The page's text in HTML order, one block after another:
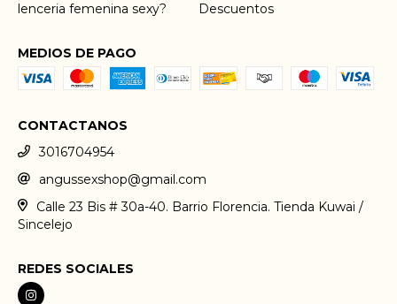
lenceria femenina sexy?
Descuentos
MEDIOS DE PAGO
CONTACTANOS
3016704954
angussexshop@gmail.com
Calle 23 Bis # 30a-40. Barrio Florencia. Tienda Kuwai /
Sincelejo
REDES SOCIALES